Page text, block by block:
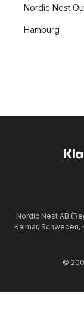
Nordic Nest
Hamburg
Nordic Nest AB
Kalmar,
©